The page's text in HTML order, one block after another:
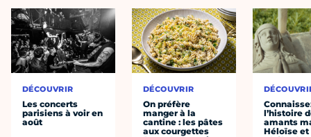
DÉCOUVRIR
Les concerts
parisiens à voir en
août
DÉCOUVRIR
On préfère
manger à la
cantine : les pâtes
aux courgettes
l’histoire
amants
Héloïse et